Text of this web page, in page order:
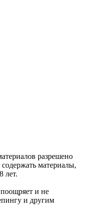
разрешено
материалы,
лет.
и не
и другим